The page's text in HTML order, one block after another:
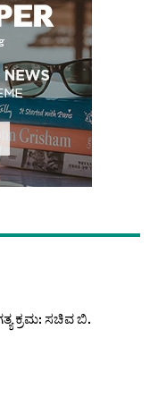
ಕ್ರಮ: ಸಚಿವ ಬಿ.